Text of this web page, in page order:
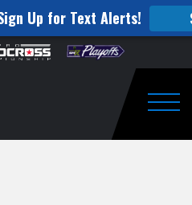
Up for Text Alerts!